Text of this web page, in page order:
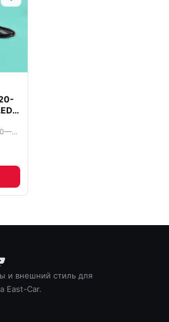
Toyota Harrier XU80 (2020—2026)
и внешний стиль для
East-Car.